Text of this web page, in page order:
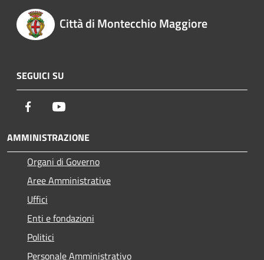
Città di Montecchio Maggiore
SEGUICI SU
Facebook
AMMINISTRAZIONE
Organi di Governo
Aree Amministrative
Uffici
Enti e fondazioni
Politici
Personale Amministrativo